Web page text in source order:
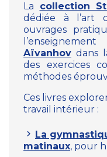
La collection
dédiée à l’art
ouvrages
Aïvanhov dans
des exercices
méthodes
Ces livres
travail intérieur :
La
matinaux, pour